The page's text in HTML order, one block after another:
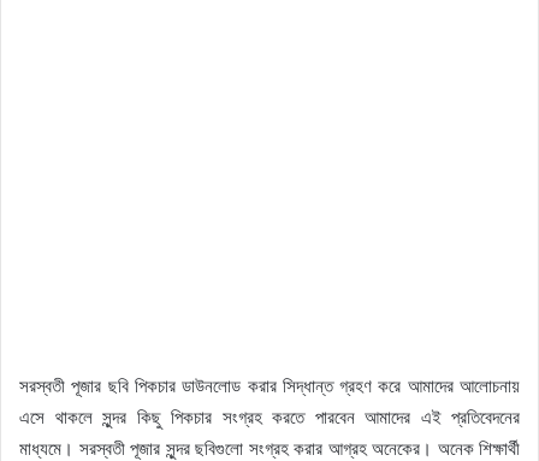
সরস্বতী পূজার ছবি পিকচার ডাউনলোড করার সিদ্ধান্ত গ্রহণ করে আমাদের আলোচনায়
এসে থাকলে সুন্দর কিছু পিকচার সংগ্রহ করতে পারবেন আমাদের এই প্রতিবেদনের
মাধ্যমে। সরস্বতী পূজার সুন্দর ছবিগুলো সংগ্রহ করার আগ্রহ অনেকের। অনেক শিক্ষার্থী